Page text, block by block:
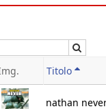
Titolo
nathan